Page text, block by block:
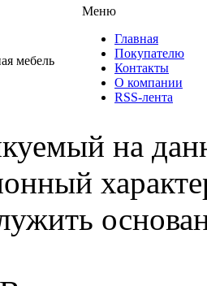
Меню
Главная
Покупателю
Контакты
О компании
RSS-лента
на